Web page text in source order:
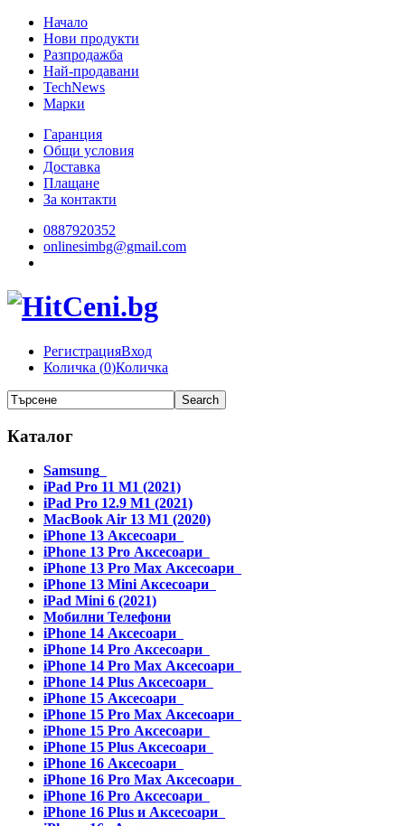
Начало
Нови продукти
Разпродажба
Най-продавани
TechNews
Марки
Гаранция
Общи условия
Доставка
Плащане
За контакти
0887920352
onlinesimbg@gmail.com
РегистрацияВход
Количка (0)Количка
Каталог
Samsung
iPad Pro 11 M1 (2021)
iPad Pro 12.9 M1 (2021)
MacBook Air 13 M1 (2020)
iPhone 13 Аксесоари
iPhone 13 Pro Аксесоари
iPhone 13 Pro Max Аксесоари
iPhone 13 Mini Аксесоари
iPad Mini 6 (2021)
Мобилни Телефони
iPhone 14 Аксесоари
iPhone 14 Pro Аксесоари
iPhone 14 Pro Max Аксесоари
iPhone 14 Plus Аксесоари
iPhone 15 Аксесоари
iPhone 15 Pro Max Аксесоари
iPhone 15 Pro Аксесоари
iPhone 15 Plus Аксесоари
iPhone 16 Аксесоари
iPhone 16 Pro Max Аксесоари
iPhone 16 Pro Аксесоари
iPhone 16 Plus и Аксесоари